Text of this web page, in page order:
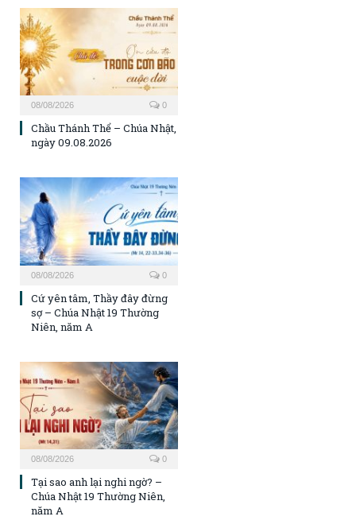
08/08/2026 0
Chầu Thánh Thể – Chúa Nhật,
ngày 09.08.2026
08/08/2026 0
Cứ yên tâm, Thầy đây đừng
sợ – Chúa Nhật 19 Thường
Niên, năm A
08/08/2026 0
Tại sao anh lại nghi ngờ? –
Chúa Nhật 19 Thường Niên,
năm A